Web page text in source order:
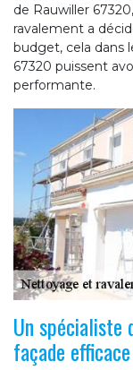
de Rauwiller
ravalement a
budget, cela dans
67320 puissent
performante.
Un spécialiste
façade